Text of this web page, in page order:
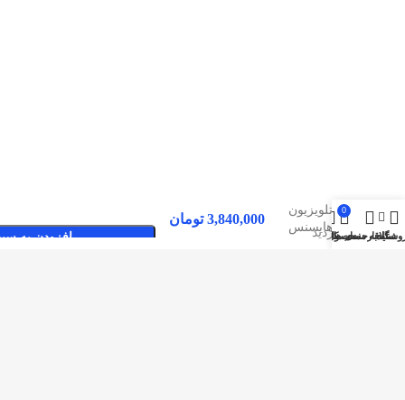
صفحات پربازدید
تلویزیون
هایسنس
43A6103UW
3,840,000 تومان
افزودن به سایدبار
علاقه مندی ها
0
محصول
حساب کاربری من